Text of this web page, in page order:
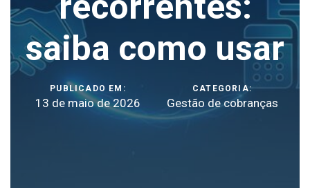
saiba como usar
PUBLICADO EM:
13 de maio de 2026
CATEGORIA:
Gestão de cobranças